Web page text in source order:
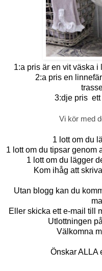
1:a pris är en vit väska
2:a pris en
3:dje pris ett
Vi kör med
1 lott om du
1 lott om du tipsar genom
1 lott om du lägger
Kom ihåg att
Utan blogg kan du
Eller skicka ett e-mail till
Utlottningen
Välkomna
Önskar ALLA